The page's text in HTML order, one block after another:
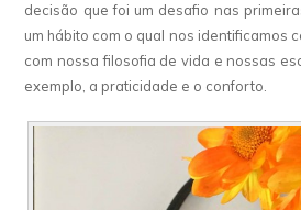
decisão que foi um desafio nas
um hábito com o qual nos identificamos
com nossa filosofia de vida e nossas
exemplo, a praticidade e o conforto.